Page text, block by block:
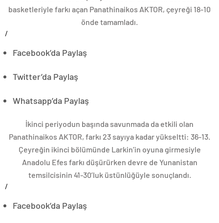
basketleriyle farkı açan Panathinaikos AKTOR, çeyreği 18-10
önde tamamladı.
/
Facebook’da Paylaş
Twitter’da Paylaş
Whatsapp’da Paylaş
İkinci periyodun başında savunmada da etkili olan
Panathinaikos AKTOR, farkı 23 sayıya kadar yükseltti: 36-13.
Çeyreğin ikinci bölümünde Larkin’in oyuna girmesiyle
Anadolu Efes farkı düşürürken devre de Yunanistan
temsilcisinin 41-30’luk üstünlüğüyle sonuçlandı.
/
Facebook’da Paylaş